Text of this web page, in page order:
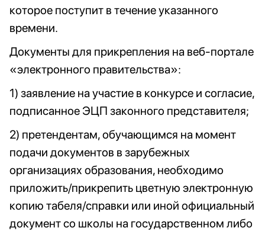
которое поступит в течение указанного
времени.
Документы для прикрепления на веб-портале
«электронного правительства»:
1) заявление на участие в конкурсе и согласие,
подписанное ЭЦП законного представителя;
2) претендентам, обучающимся на момент
подачи документов в зарубежных
организациях образования, необходимо
приложить/прикрепить цветную электронную
копию табеля/справки или иной официальный
документ со школы на государственном либо